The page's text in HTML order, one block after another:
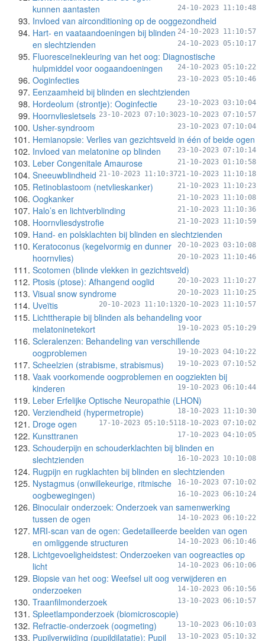
kunnen aantasten
24-10-2023 11:10:48
Invloed van airconditioning op de ooggezondheid
24-10-2023 11:10:57
Hart- en vaataandoeningen bij blinden
en slechtzienden
24-10-2023 05:10:17
Fluoresceïnekleuring van het oog: Diagnostische
hulpmiddel voor oogaandoeningen
24-10-2023 05:10:22
Ooginfecties 23-10-2023 05:10:46
Eenzaamheid bij blinden en slechtzienden
23-10-2023 03:10:04
Hordeolum (strontje): Ooginfectie
23-10-2023 07:10:57
Hoornvliesletsels 23-10-2023 07:10:30
Usher-syndroom 23-10-2023 07:10:04
Hemianopsie: Verlies van gezichtsveld in één of beide ogen
23-10-2023 07:10:14
Invloed van melatonine op blinden
21-10-2023 01:10:58
Leber Congenitale Amaurose
21-10-2023 11:10:18
Sneeuwblindheid 21-10-2023 11:10:37
Retinoblastoom (netvlieskanker) 21-10-2023 11:10:23
Oogkanker 21-10-2023 11:10:08
Halo’s en lichtverblinding 21-10-2023 11:10:36
Hoornvliesdystrofie 21-10-2023 11:10:59
Hand- en polsklachten bij blinden en slechtzienden
20-10-2023 03:10:08
Keratoconus (kegelvormig en dunner
hoornvlies)
20-10-2023 11:10:46
Scotomen (blinde vlekken in gezichtsveld)
20-10-2023 11:10:27
Ptosis (ptose): Afhangend ooglid
20-10-2023 11:10:25
Visual snow syndrome
20-10-2023 11:10:57
Uveïtis 20-10-2023 11:10:13
Lichttherapie bij blinden als behandeling voor
melatoninetekort
19-10-2023 05:10:29
Scleralenzen: Behandeling van verschillende
oogproblemen
19-10-2023 04:10:22
Scheelzien (strabisme, strabismus) 19-10-2023 07:10:52
Vaak voorkomende oogproblemen en oogziekten bij
kinderen
19-10-2023 06:10:44
Leber Erfelijke Optische Neuropathie (LHON)
18-10-2023 11:10:30
Verziendheid (hypermetropie)
18-10-2023 07:10:02
Droge ogen 17-10-2023 05:10:51
Kunsttranen 17-10-2023 04:10:05
Schouderpijn en schouderklachten bij blinden en
slechtzienden
16-10-2023 10:10:08
Rugpijn en rugklachten bij blinden en slechtzienden
16-10-2023 07:10:02
Nystagmus (onwillekeurige, ritmische
oogbewegingen)
16-10-2023 06:10:24
Binoculair onderzoek: Onderzoek van samenwerking
tussen de ogen
14-10-2023 06:10:22
MRI-scan van de ogen: Gedetailleerde beelden van ogen
en omliggende structuren
14-10-2023 06:10:46
Lichtgevoeligheidstest: Onderzoeken van oogreacties op
licht
14-10-2023 06:10:06
Biopsie van het oog: Weefsel uit oog verwijderen en
onderzoeken
14-10-2023 06:10:56
Traanfilmonderzoek 13-10-2023 06:10:57
Spleetlamponderzoek (biomicroscopie)
13-10-2023 06:10:03
Refractie-onderzoek (oogmeting)
13-10-2023 05:10:32
Pupilverwijding (pupildilatatie): Pupil